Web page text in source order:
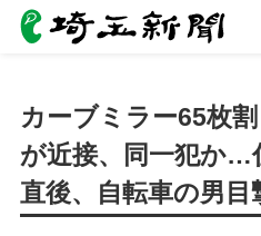
カーブミラー65枚
が近接、同一犯か…
直後、自転車の男目